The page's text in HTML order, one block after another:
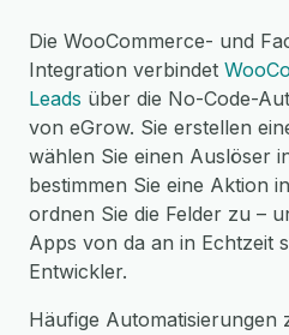
Die WooCommerce- und
Integration verbindet
Leads über die No-Code-
von eGrow. Sie erstellen
wählen Sie einen Auslöser
bestimmen Sie eine Aktion
ordnen Sie die Felder zu –
Apps von da an in Echtzeit
Entwickler.
Häufige Automatisierungen